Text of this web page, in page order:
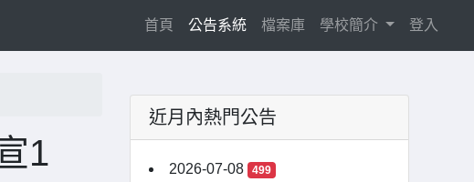
首頁 (current)
公告系統 檔案庫 學校簡介 登入
1
近月內熱門公告
2026-07-08 499